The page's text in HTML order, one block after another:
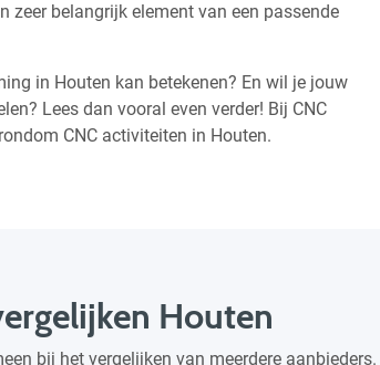
zeer belangrijk element van een passende
in Houten kan betekenen? En wil je jouw
Lees dan vooral even verder! Bij CNC
CNC activiteiten in Houten.
Houten
bij het vergelijken van meerdere aanbieders.